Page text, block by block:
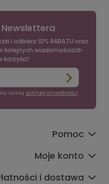
i odbierz 10% RABATU oraz
kolejnych wiadomościach
korzyści!
naszą politykę prywatności.
Pomoc
Moje konto
i dostawa